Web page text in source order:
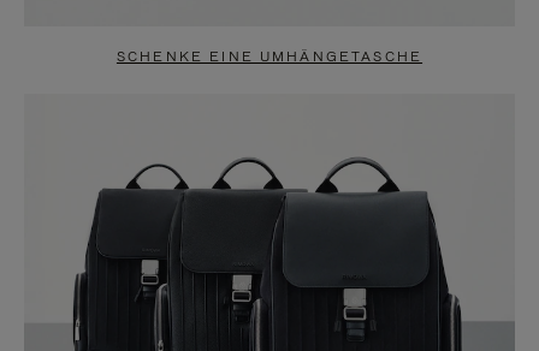
SCHENKE EINE UMHÄNGETASCHE